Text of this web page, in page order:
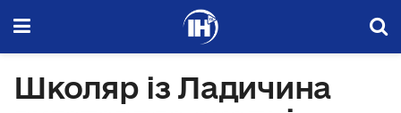
Школяр із Ладичина